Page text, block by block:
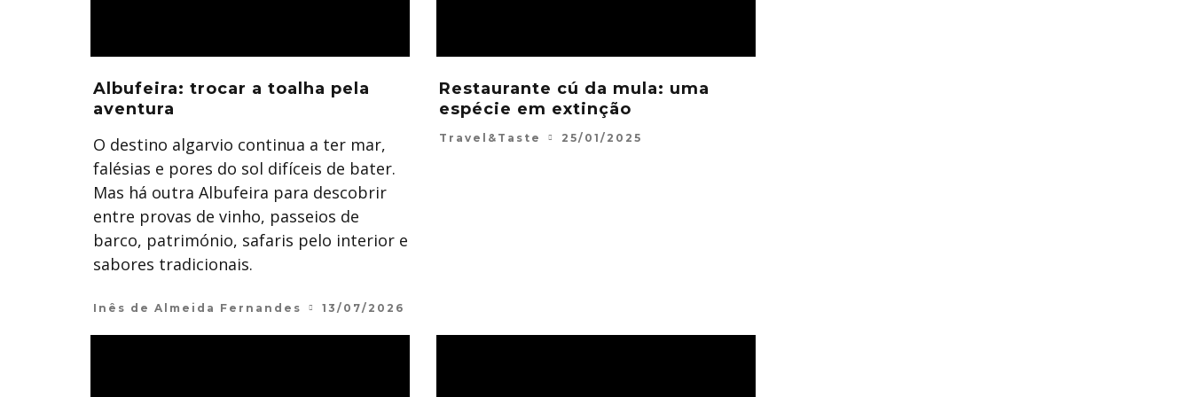
Albufeira: trocar a toalha pela
aventura
O destino algarvio continua a ter mar,
falésias e pores do sol difíceis de bater.
Mas há outra Albufeira para descobrir
entre provas de vinho, passeios de
barco, património, safaris pelo interior e
sabores tradicionais.
Inês de Almeida Fernandes 13/07/2026
Restaurante cú da mula: uma
espécie em extinção
Travel&Taste 25/01/2025